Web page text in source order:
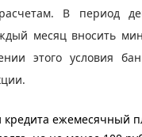
В период
месяц вносить
этого условия
ежемесячный